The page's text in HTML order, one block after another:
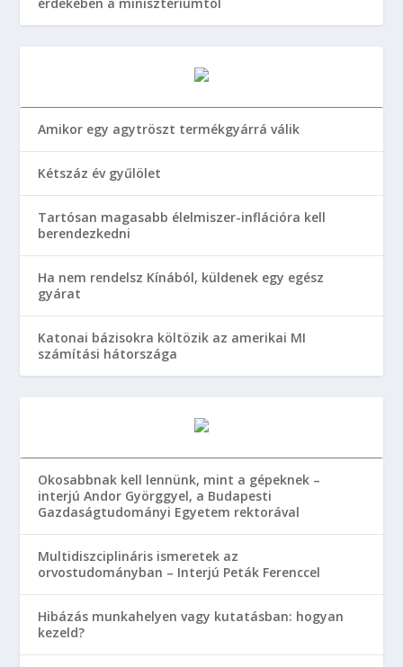
Amikor egy agytröszt termékgyárrá válik
Kétszáz év gyűlölet
Tartósan magasabb élelmiszer-inflációra kell
berendezkedni
Ha nem rendelsz Kínából, küldenek egy egész
gyárat
Katonai bázisokra költözik az amerikai MI
számítási hátországa
Okosabbnak kell lennünk, mint a gépeknek –
interjú Andor Györggyel, a Budapesti
Gazdaságtudományi Egyetem rektorával
Multidiszciplináris ismeretek az
orvostudományban – Interjú Peták Ferenccel
Hibázás munkahelyen vagy kutatásban: hogyan
kezeld?